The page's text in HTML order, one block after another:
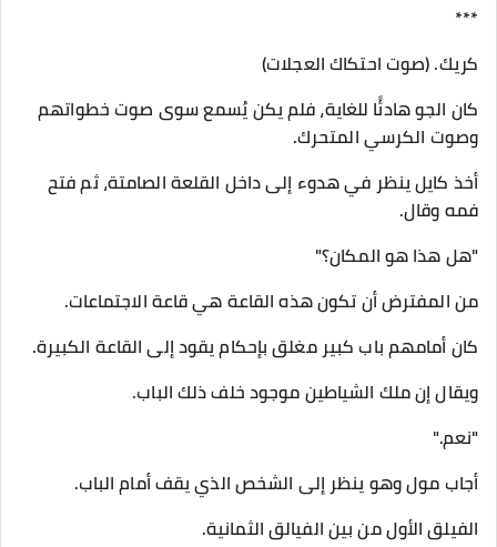
***
كريك. (صوت احتكاك العجلات)
كان الجو هادئًا للغاية، فلم يكن يُسمع سوى صوت خطواتهم
وصوت الكرسي المتحرك.
أخذ كايل ينظر في هدوء إلى داخل القلعة الصامتة، ثم فتح
فمه وقال.
"هل هذا هو المكان؟"
من المفترض أن تكون هذه القاعة هي قاعة الاجتماعات.
كان أمامهم باب كبير مغلق بإحكام يقود إلى القاعة الكبيرة.
ويقال إن ملك الشياطين موجود خلف ذلك الباب.
"نعم."
أجاب مول وهو ينظر إلى الشخص الذي يقف أمام الباب.
الفيلق الأول من بين الفيالق الثمانية.